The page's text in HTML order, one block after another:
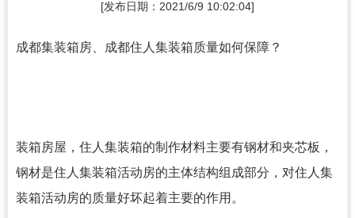
[发布日期：2021/6/9 10:02:04]
成都集装箱房 成都住人集装箱质量如何保障？
装箱房屋，住人集装箱的制作材料主要有钢材和夹芯板，
钢材是住人集装箱活动房的主体结构组成部分，对住人集
装箱活动房的质量好坏起着主要的作用。